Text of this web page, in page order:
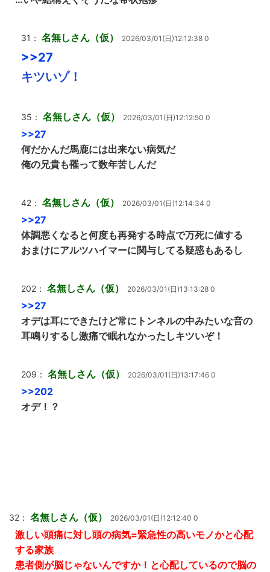
31： 名無しさん（仮） 2026/03/01(日)12:12:38 0
>>27
キツいゾ！
35： 名無しさん（仮） 2026/03/01(日)12:12:50 0
>>27
何だかんだ馬鹿には出来ない病気だ
俺の兄貴も罹って数年苦しんだ
42： 名無しさん（仮） 2026/03/01(日)12:14:34 0
>>27
体調悪くなると何度も再発する時点で万死に値する
おまけにアルツハイマーに関与してる疑惑もあるし
202： 名無しさん（仮） 2026/03/01(日)13:13:28 0
>>27
オデは耳にできたけど常にトンネルの中みたいな音の
耳鳴りするし激痛で眠れなかったしキツいぞ！
209： 名無しさん（仮） 2026/03/01(日)13:17:46 0
>>202
オデ！？
32： 名無しさん（仮） 2026/03/01(日)12:12:40 0
激しい頭痛に対し頭の病気=緊急性の高いモノかと心配
する家族
患者側が脳じゃないんですか！と心配しているので脳の